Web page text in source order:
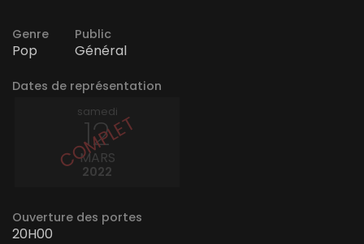
Genre
Pop
Public
Général
Dates de représentation
samedi
12
MARS
2022
Ouverture des portes
20H00